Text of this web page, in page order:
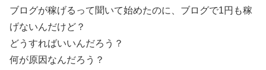
ブログが稼げるって聞いて始めたのに、ブログで1円も稼
げないんだけど？
どうすればいいんだろう？
何が原因なんだろう？